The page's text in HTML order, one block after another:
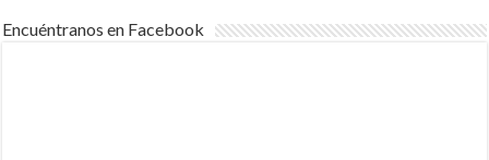
Encuéntranos en Facebook